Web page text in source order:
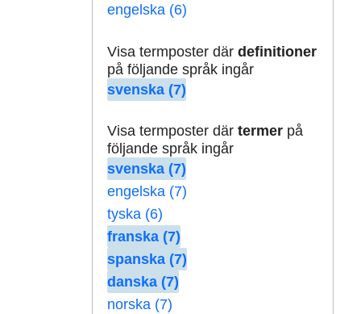
engelska (6)
Visa termposter där definitioner
på följande språk ingår
svenska (7)
Visa termposter där termerpå
följande språk ingår
svenska (7)
engelska (7)
tyska (6)
franska (7)
spanska (7)
danska (7)
norska (7)